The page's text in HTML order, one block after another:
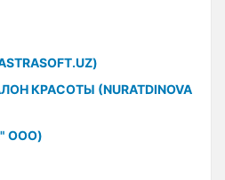
КРАСОТЫ (NURATDINOVA
ООО)